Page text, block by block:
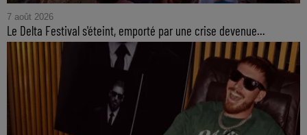
7 août 2026
Le Delta Festival s'éteint, emporté par une crise devenue...